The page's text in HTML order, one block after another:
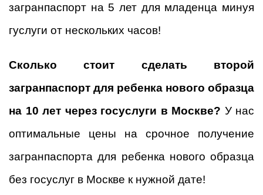
загранпаспорт на 5 лет для младенца минуя
гуслуги от нескольких часов!
Сколько стоит сделать второй
загранпаспорт для ребенка нового образца
на 10 лет через госуслуги в Москве? У нас
оптимальные цены на срочное получение
загранпаспорта для ребенка нового образца
без госуслуг в Москве к нужной дате!